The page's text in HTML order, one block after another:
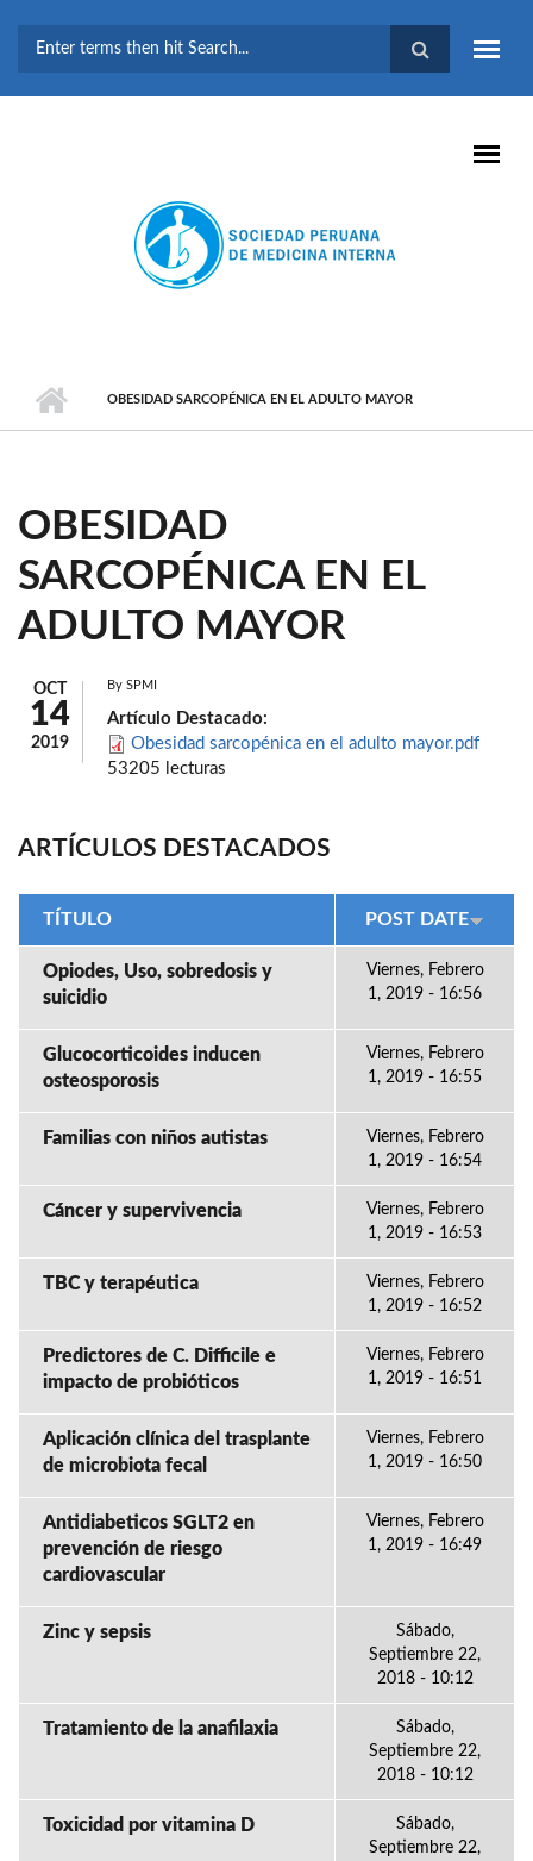
BÚSQUEDA
OBESIDAD SARCOPÉNICA EN EL ADULTO MAYOR
OBESIDAD
SARCOPÉNICA EN EL
ADULTO MAYOR
OCT
14
2019
By SPMI
Artículo Destacado:
Obesidad sarcopénica en el adulto mayor.pdf
53205 lecturas
ARTÍCULOS DESTACADOS
TÍTULO POST DATE
Opiodes, Uso, sobredosis y
suicidio
Viernes, Febrero
1, 2019 - 16:56
Glucocorticoides inducen
osteosporosis
Viernes, Febrero
1, 2019 - 16:55
Familias con niños autistas
Viernes, Febrero
1, 2019 - 16:54
Cáncer y supervivencia
Viernes, Febrero
1, 2019 - 16:53
TBC y terapéutica
Viernes, Febrero
1, 2019 - 16:52
Predictores de C. Difficile e
impacto de probióticos
Viernes, Febrero
1, 2019 - 16:51
Aplicación clínica del trasplante
de microbiota fecal
Viernes, Febrero
1, 2019 - 16:50
Antidiabeticos SGLT2 en
prevención de riesgo
cardiovascular
Viernes, Febrero
1, 2019 - 16:49
Zinc y sepsis
Sábado,
Septiembre 22,
2018 - 10:12
Tratamiento de la anafilaxia
Sábado,
Septiembre 22,
2018 - 10:12
Toxicidad por vitamina D
Sábado,
Septiembre 22,